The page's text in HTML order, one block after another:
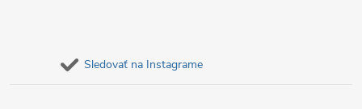
Sledovať na Instagrame